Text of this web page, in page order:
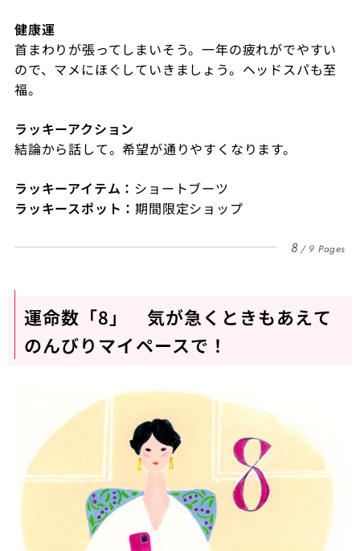
健康運
首まわりが張ってしまいそう。一年の疲れがでやすい
ので、マメにほぐしていきましょう。ヘッドスパも至
福。
ラッキーアクション
結論から話して。希望が通りやすくなります。
ラッキーアイテム： ショートブーツ
ラッキースポット：期間限定ショップ
8 9 Pages
運命数「8」 気が急くときもあえて
のんびりマイペースで！